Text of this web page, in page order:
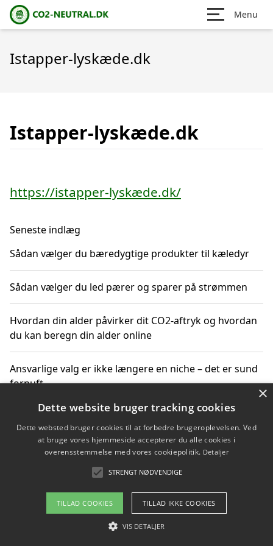
Menu
Istapper-lyskæde.dk
Istapper-lyskæde.dk
https://istapper-lyskæde.dk/
Seneste indlæg
Sådan vælger du bæredygtige produkter til kæledyr
Sådan vælger du led pærer og sparer på strømmen
Hvordan din alder påvirker dit CO2-aftryk og hvordan
du kan beregn din alder online
Ansvarlige valg er ikke længere en niche – det er sund
fornuft
Sådan kan du handle bæredygtigt og bestil med
faktura
Om / kontakt
Blog Betingelser
×
Dette website bruger tracking cookies
Dette websted bruger cookies til at forbedre brugeroplevelsen. Ved
at bruge vores hjemmeside accepterer du alle cookies i
overensstemmelse med vores cookiepolitik. Detaljer
STRENGT NØDVENDIGE
TILLAD COOKIES TILLAD IKKE COOKIES
VIS DETALJER